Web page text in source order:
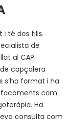
i té dos fills.
de
al CAP
capçalera
format i ha
com
Ha
consulta com